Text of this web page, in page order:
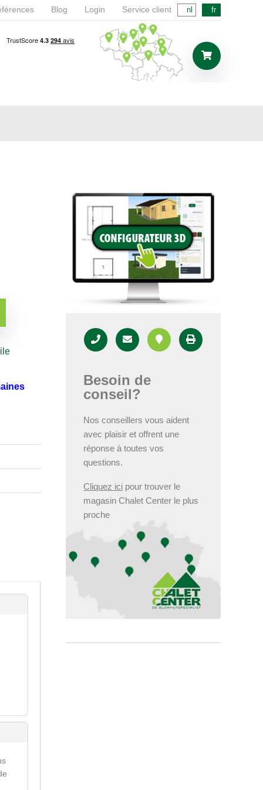
Blog Login Service client nl fr
Besoin de
conseil?
Nos conseillers vous aident
avec plaisir et offrent une
réponse à toutes vos
questions.
Cliquez ici pour trouver le
magasin Chalet Center le plus
proche